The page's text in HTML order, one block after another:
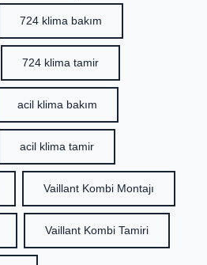
724 klima bakım
724 klima tamir
acil klima bakım
acil klima tamir
Vaillant Kombi Montajı
Vaillant Kombi Tamiri